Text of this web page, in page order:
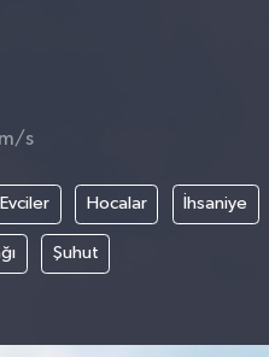
s
Evciler Hocalar İhsaniye
Şuhut